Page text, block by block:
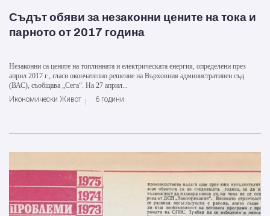
Съдът обяви за незаконни цените на тока и
парното от 2017 година
Незаконни са цените на топлинната и електрическата енергия, определени през
април 2017 г., гласи окончателно решение на Върховния административен съд
(ВАС), съобщава „Сега“. На 27 април...
Икономически Живот
6 години